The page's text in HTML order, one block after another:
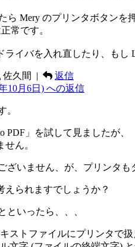
ら Mery のプリンタボタン
常です。
ライバを入れ直したり、も
佐久間 |
返信
10月6日) への返信
。
PDF」を試して見ましたが、
ん。
ざいません、が、プリンタ
えられますでしょうか？
といったら、、、
ストファイルにプリンタで